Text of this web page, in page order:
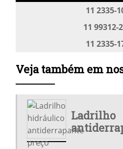
LADRILHO HIDRÁULICO PISO TÁTIL
LADRILHO HIDRÁULICO RAMPA
LADRILHO HIDRÁULICO RAMPA PRETO
LADRILHO HIDRÁULICO TÁTIL
11 2335-
11 99312-
11 2335-
Veja também em